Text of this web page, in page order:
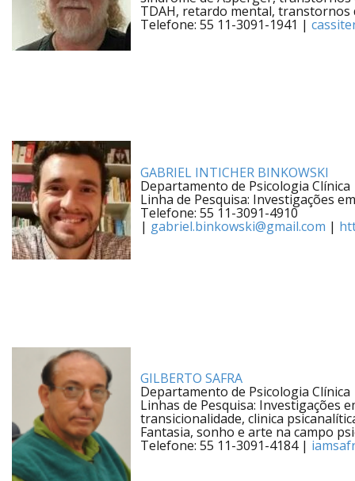
TDAH, retardo mental, transtornos
Telefone: 55 11-3091-1941 |
GABRIEL INTICHER BINKOWSKI
Departamento de Psicologia Clínica
Linha de Pesquisa: Investigações
Telefone: 55 11-3091-4910
| gabriel.binkowski@gmail.com |
GILBERTO SAFRA
Departamento de Psicologia Clínica
Linhas de Pesquisa: Investigações
transicionalidade, clinica
Fantasia, sonho e arte na campo
Telefone: 55 11-3091-4184 |